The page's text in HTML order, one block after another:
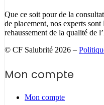
Que ce soit pour de la
de placement, nos experts
rehaussement de la qualité de
© CF Salubrité 2026 –
Mon compte
Mon compte